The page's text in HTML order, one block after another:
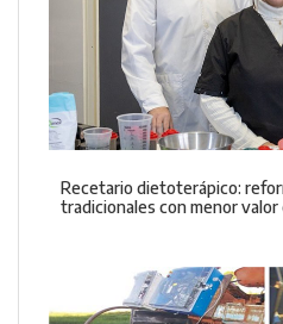
Recetario dietoterápico:
tradicionales con menor valor